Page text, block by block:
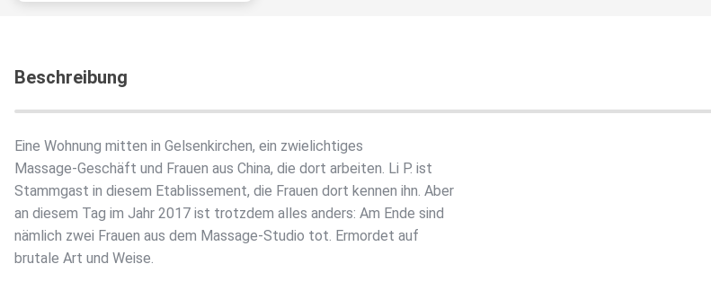
Beschreibung
Eine Wohnung mitten in Gelsenkirchen, ein zwielichtiges
Massage-Geschäft und Frauen aus China, die dort arbeiten. Li P. ist
Stammgast in diesem Etablissement, die Frauen dort kennen ihn. Aber
an diesem Tag im Jahr 2017 ist trotzdem alles anders: Am Ende sind
nämlich zwei Frauen aus dem Massage-Studio tot. Ermordet auf
brutale Art und Weise.